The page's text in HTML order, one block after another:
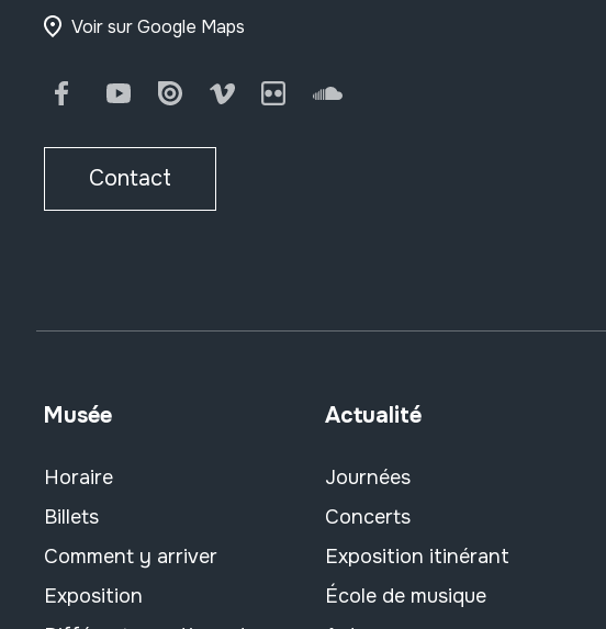
Voir sur Google Maps
FacebookYoutubeIssuu Vimeo FlickrSoundCloud
Contact
Musée
Horaire
Billets
Comment y arriver
Exposition
Actualité
Journées
Concerts
Exposition itinérant
École de musique